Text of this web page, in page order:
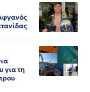
για τη